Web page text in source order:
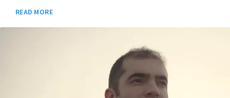
READ MORE